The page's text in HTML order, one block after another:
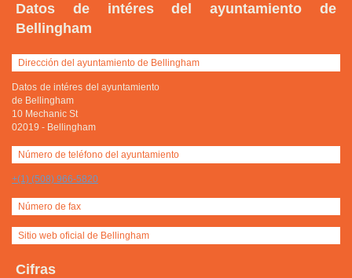
Datos de intéres del ayuntamiento de
Bellingham
Dirección del ayuntamiento de Bellingham
Datos de intéres del ayuntamiento
de Bellingham
10 Mechanic St
02019 - Bellingham
Número de teléfono del ayuntamiento
+(1) (508) 966-5820
Número de fax
Sitio web oficial de Bellingham
Cifras